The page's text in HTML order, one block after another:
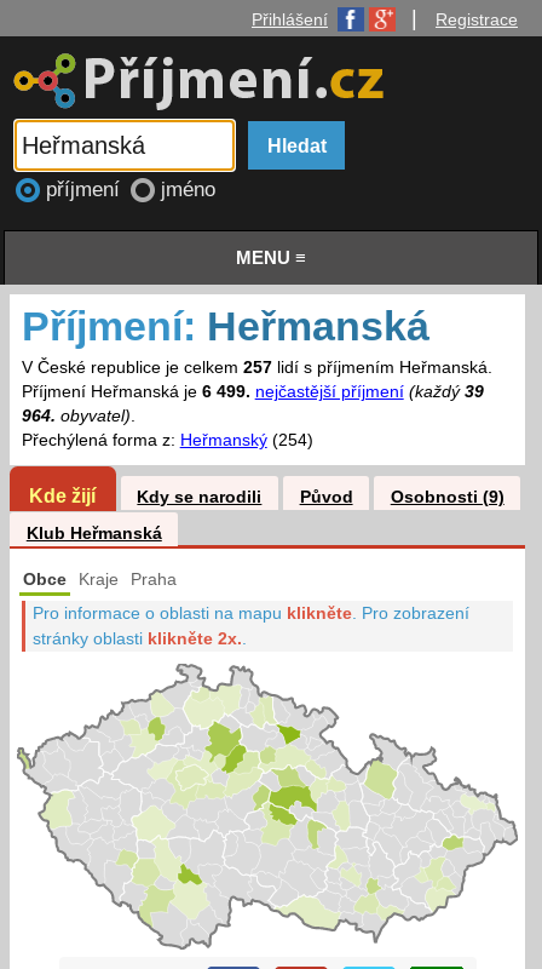
Přihlášení Registrace
příjmení jméno
MENU ≡
Příjmení: Heřmanská
V České republice je celkem 257lidí s příjmením Heřmanská.
Příjmení Heřmanská je 6 499. nejčastější příjmení (každý 39
964. obyvatel).
Přechýlená forma z: Heřmanský(254)
Kde žijí Kdy se narodili Původ
Osobnosti (9)
Klub Heřmanská
Obce Kraje Praha
Pro informace o oblasti na mapu klikněte Pro zobrazení
stránky oblasti klikněte 2x.